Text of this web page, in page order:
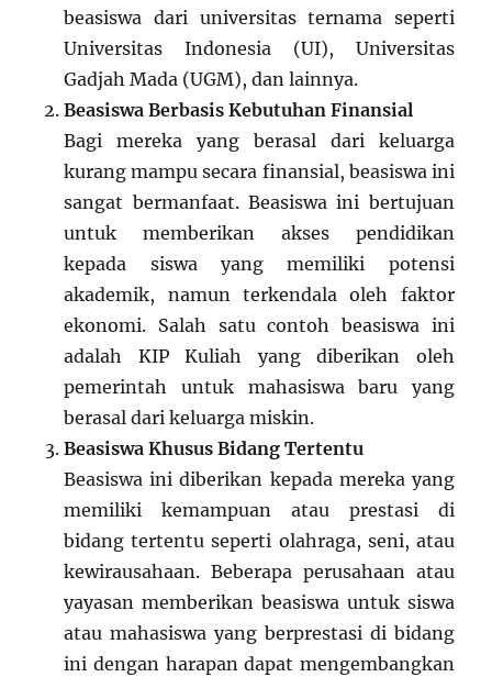
beasiswa dari universitas ternama seperti
Universitas Indonesia (UI), Universitas
Gadjah Mada (UGM), dan lainnya.
Beasiswa Berbasis Kebutuhan Finansial
Bagi mereka yang berasal dari keluarga
kurang mampu secara finansial, beasiswa ini
sangat bermanfaat. Beasiswa ini bertujuan
untuk memberikan akses pendidikan
kepada siswa yang memiliki potensi
akademik, namun terkendala oleh faktor
ekonomi. Salah satu contoh beasiswa ini
adalah KIP Kuliah yang diberikan oleh
pemerintah untuk mahasiswa baru yang
berasal dari keluarga miskin.
Beasiswa Khusus Bidang Tertentu
Beasiswa ini diberikan kepada mereka yang
memiliki kemampuan atau prestasi di
bidang tertentu seperti olahraga, seni, atau
kewirausahaan. Beberapa perusahaan atau
yayasan memberikan beasiswa untuk siswa
atau mahasiswa yang berprestasi di bidang
ini dengan harapan dapat mengembangkan